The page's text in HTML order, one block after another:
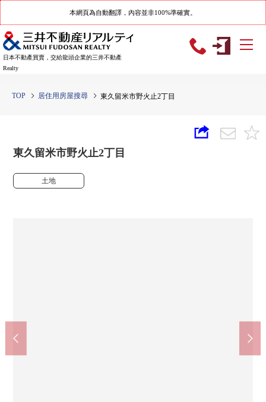
本網頁為自動翻譯，內容並非100%準確實。
日本不動產買賣，交給龍頭企業的三井不動產
Realty
TOP 居住用房屋搜尋 東久留米市野火止2丁目
東久留米市野火止2丁目
土地